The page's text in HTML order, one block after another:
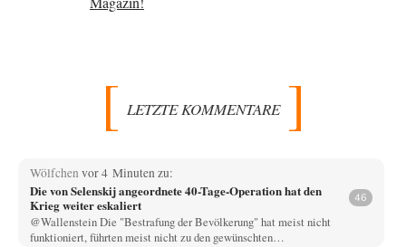
LETZTE KOMMENTARE
Wölfchen vor 4 Minuten zu:
Die von Selenskij angeordnete 40-Tage-Operation hat den
Krieg weiter eskaliert
46
@Wallenstein Die "Bestrafung der Bevölkerung" hat meist nicht
funktioniert, führten meist nicht zu den gewünschten…